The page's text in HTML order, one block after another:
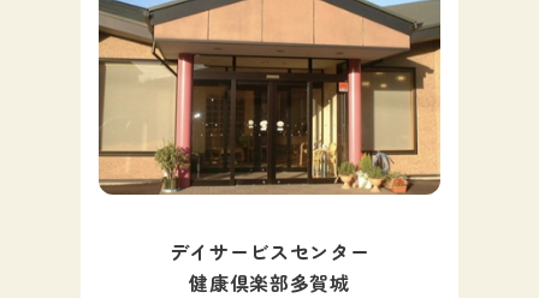
デイサービスセンター
健康倶楽部多賀城